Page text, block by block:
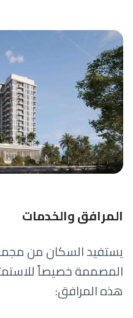
المرافق والخدمات
يستفيد السكان من
المصممة خصيصاً
هذه المرافق: